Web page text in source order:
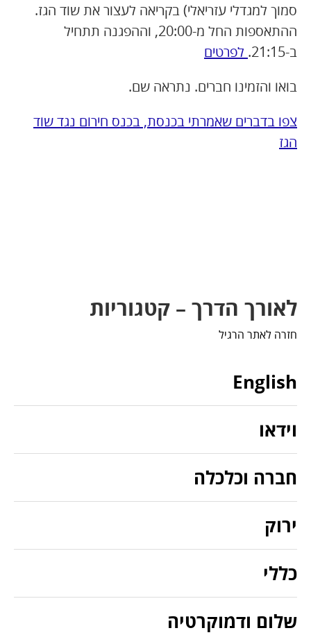
סמוך למגדלי עזריאלי) בקריאה לעצור את שוד הגז.
ההתאספות החל מ-20:00, וההפגנה תתחיל
ב-21:15.
לפרטים
בואו והזמינו חברים. נתראה שם.
צפו בדברים שאמרתי בכנסת, בכנס חירום נגד שוד
הגז
לאורך הדרך – קטגוריות
חזרה לאתר הרגיל
English
וידאו
חברה וכלכלה
ירוק
כללי
שלום ודמוקרטיה